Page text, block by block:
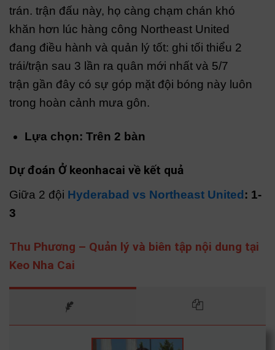
trán. trận đấu này, họ càng chạm chán khó
khăn hơn lúc hàng công Northeast United
đang điều hành và quản lý tốt: ghi tối thiểu 2
trái/trận sau 3 lần ra quân mới nhất và 5/7
trận gần đây có sự góp mặt đội bóng này luôn
trong hoàn cảnh mưa gôn.
Lựa chọn: Trên 2 bàn
Dự đoán Ở keonhacai về kết quả
Giữa 2 đội Hyderabad vs Northeast United: 1-
3
Thu Phương – Quản lý và biên tập nội dung tại
Keo Nha Cai